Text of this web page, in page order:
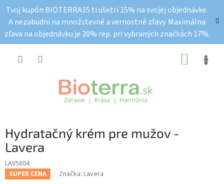
obsah
Tvoj kupón BIOTERRA15 ti ušetri 15% na svojej objednávke.
A nezabudni na množstevné a vernostné zľavy. Maximálna
zľava na objednávku je 20% rep. pri vybraných značkách 17%.
Hydratačný krém pre mužov -
Lavera
LAV5804
SUPER CENA Značka: Lavera